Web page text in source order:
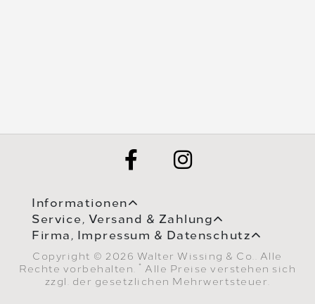
Informationen
Service, Versand & Zahlung
Firma, Impressum & Datenschutz
Copyright © 2026 Walter Wissing & Co.. Alle
Rechte vorbehalten.
* Alle Preise verstehen sich
zzgl. der gesetzlichen Mehrwertsteuer.